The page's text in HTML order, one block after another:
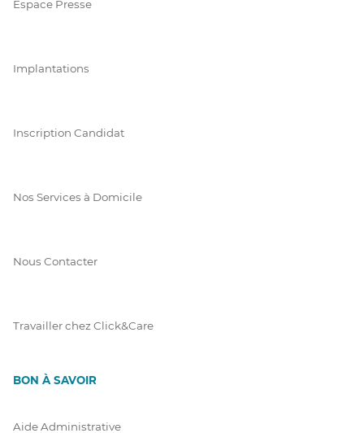
Espace Presse
Implantations
Inscription Candidat
Nos Services à Domicile
Nous Contacter
Travailler chez Click&Care
BON À SAVOIR
Aide Administrative